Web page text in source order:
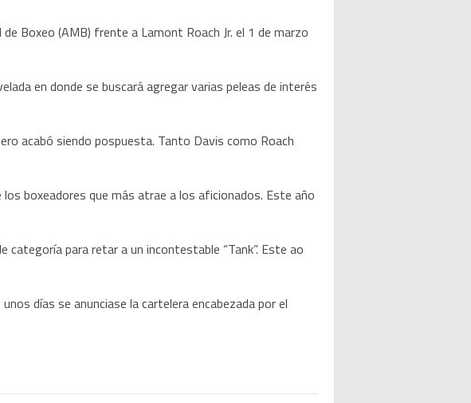
Boxeo (AMB) frente a Lamont Roach Jr. el 1 de marzo
en donde se buscará agregar varias peleas de interés
acabó siendo pospuesta. Tanto Davis como Roach
boxeadores que más atrae a los aficionados. Este año
para retar a un incontestable “Tank”. Este ao
días se anunciase la cartelera encabezada por el